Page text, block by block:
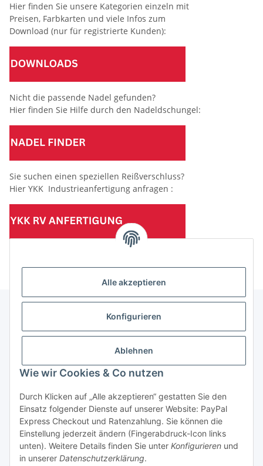
Alle akzeptieren
Konfigurieren
Ablehnen
Wie wir Cookies & Co nutzen
Durch Klicken auf „Alle akzeptieren“ gestatten Sie den
Einsatz folgender Dienste auf unserer Website: PayPal
Express Checkout und Ratenzahlung. Sie können die
Einstellung jederzeit ändern (Fingerabdruck-Icon links
unten). Weitere Details finden Sie unter Konfigurieren und
in unserer Datenschutzerklärung.
Hier finden Sie unsere Kategorien einzeln mit
Preisen, Farbkarten und viele Infos zum
Download (nur für registrierte Kunden):
Nicht die passende Nadel gefunden?
Hier finden Sie Hilfe durch den Nadeldschungel:
Sie suchen einen speziellen Reißverschluss?
Hier YKK Industrieanfertigung anfragen :
(Mindesttabnahmemenge 10 Stück je Länge und Farbe)
Informationen
Gesetzliche Informationen
Vertrag widerrufen